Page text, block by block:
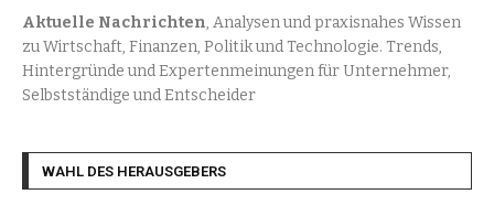
Aktuelle Nachrichten, Analysen und praxisnahes Wissen
zu Wirtschaft, Finanzen, Politik und Technologie. Trends,
Hintergründe und Expertenmeinungen für Unternehmer,
Selbstständige und Entscheider
WAHL DES HERAUSGEBERS